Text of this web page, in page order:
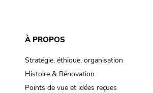
À PROPOS
Stratégie, éthique, organisation
Histoire & Rénovation
Points de vue et idées reçues